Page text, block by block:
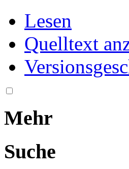
Lesen
Quelltext
Mehr
Suche